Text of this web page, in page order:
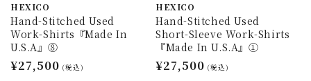
HEXICO
Hand-Stitched Used
Work-Shirts『Made In
U.S.A』⑧
通
¥27,500 (税込)
HEXICO
Hand-Stitched Used
Short-Sleeve Work-Shirts
『Made In U.S.A』①
通
¥27,500 (税込)